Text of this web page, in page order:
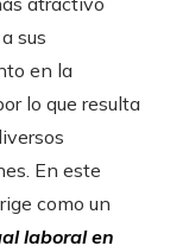
sus
en la
lo que resulta
En este
como un
laboral en